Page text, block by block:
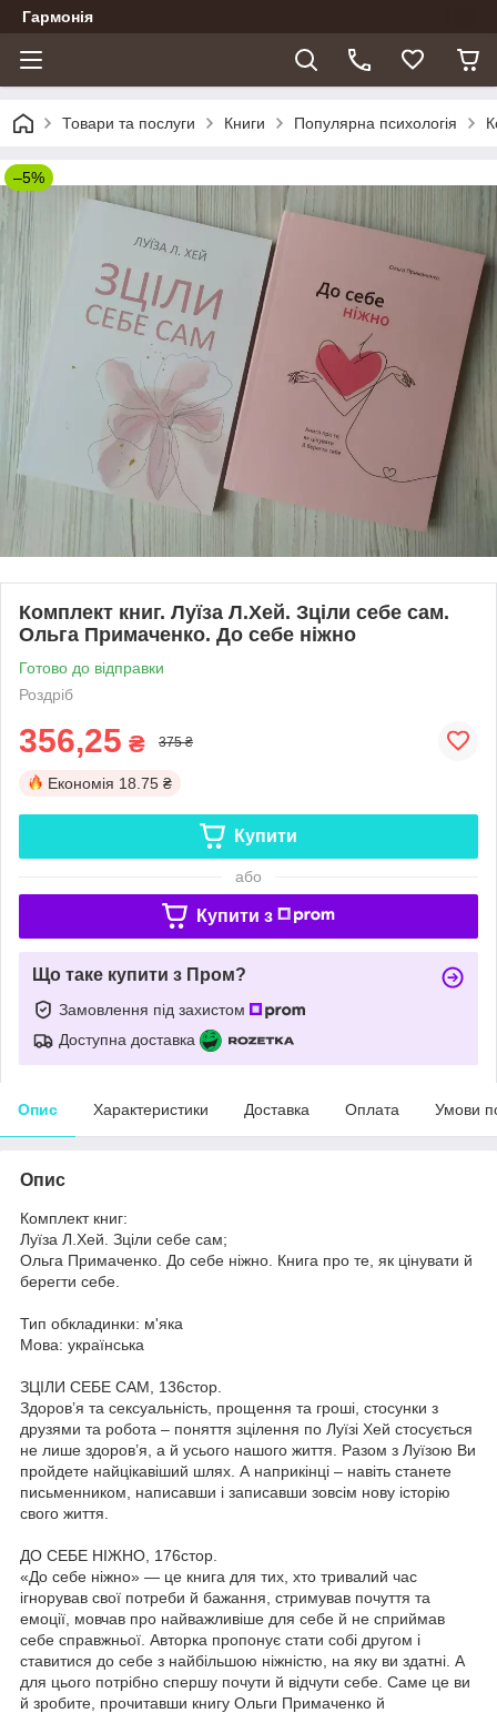
Гармонія
Товари та послуги Книги Популярна психологія
–5%
Комплект книг. Луїза Л.Хей. Зціли себе сам.
Ольга Примаченко. До себе ніжно
Готово до відправки
Роздріб
356,25 ₴ 375 ₴
Економія 18.75 ₴
Купити
або
Купити з
Що таке купити з Пром?
Замовлення під захистом
Доступна доставка
Опис Характеристики Доставка Оплата Умови
Опис
Комплект книг:
Луїза Л.Хей. Зціли себе сам;
Ольга Примаченко. До себе ніжно. Книга про те, як цінувати й
берегти себе.
Тип обкладинки: м'яка
Мова: українська
ЗЦІЛИ СЕБЕ САМ, 136стор.
Здоров’я та сексуальність, прощення та гроші, стосунки з
друзями та робота – поняття зцілення по Луїзі Хей стосується
не лише здоров’я, а й усього нашого життя. Разом з Луїзою Ви
пройдете найцікавіший шлях. А наприкінці – навіть станете
письменником, написавши і записавши зовсім нову історію
свого життя.
ДО СЕБЕ НІЖНО, 176стор.
«До себе ніжно» — це книга для тих, хто тривалий час
ігнорував свої потреби й бажання, стримував почуття та
емоції, мовчав про найважливіше для себе й не сприймав
себе справжньої. Авторка пропонує стати собі другом і
ставитися до себе з найбільшою ніжністю, на яку ви здатні. А
для цього потрібно спершу почути й відчути себе. Саме це ви
й зробите, прочитавши книгу Ольги Примаченко й